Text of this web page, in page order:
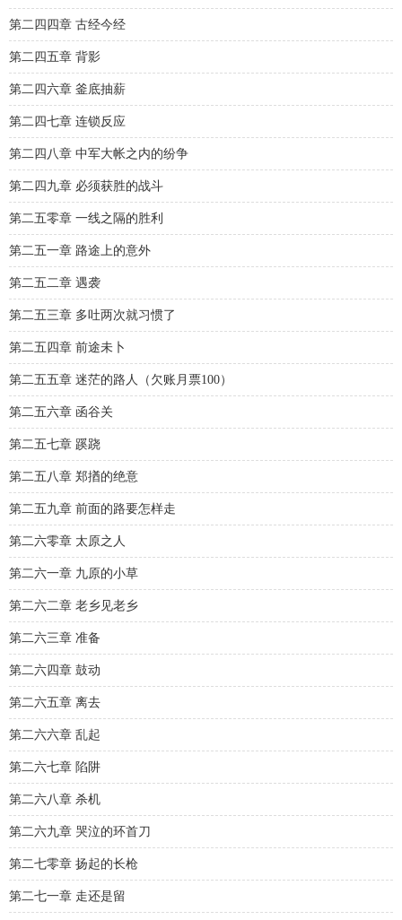
第二四四章 古经今经
第二四五章 背影
第二四六章 釜底抽薪
第二四七章 连锁反应
第二四八章 中军大帐之内的纷争
第二四九章 必须获胜的战斗
第二五零章 一线之隔的胜利
第二五一章 路途上的意外
第二五二章 遇袭
第二五三章 多吐两次就习惯了
第二五四章 前途未卜
第二五五章 迷茫的路人（欠账月票100）
第二五六章 函谷关
第二五七章 蹊跷
第二五八章 郑揂的绝意
第二五九章 前面的路要怎样走
第二六零章 太原之人
第二六一章 九原的小草
第二六二章 老乡见老乡
第二六三章 准备
第二六四章 鼓动
第二六五章 离去
第二六六章 乱起
第二六七章 陷阱
第二六八章 杀机
第二六九章 哭泣的环首刀
第二七零章 扬起的长枪
第二七一章 走还是留